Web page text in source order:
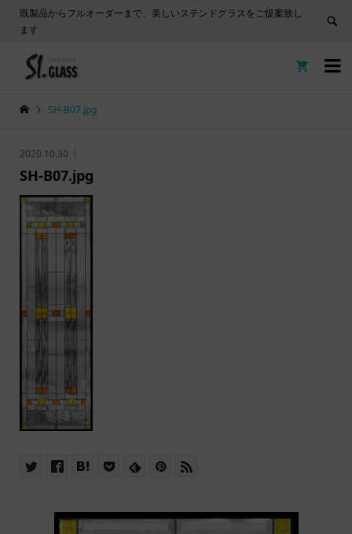
既製品からフルオーダーまで、美しいステンドグラスをご提案致し
ます


SH-B07.jpg
2020.10.30
SH-B07.jpg